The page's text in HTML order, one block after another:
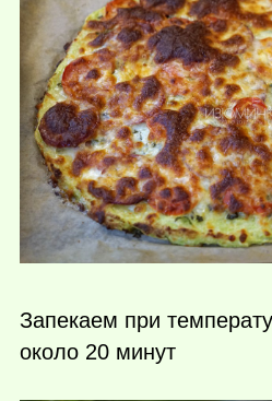
Запекаем при
около 20 минут